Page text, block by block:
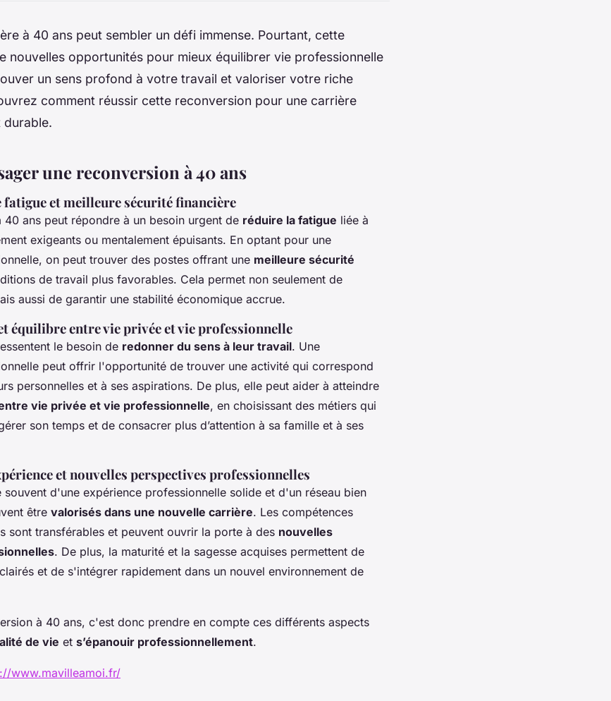
à 40 ans peut sembler un défi immense. Pourtant, cette
nouvelles opportunités pour mieux équilibrer vie professionnelle
un sens profond à votre travail et valoriser votre riche
comment réussir cette reconversion pour une carrière
durable.
une reconversion à 40 ans
fatigue et meilleure sécurité financière
40 ans peut répondre à un besoin urgent de réduire la fatigue liée à
exigeants ou mentalement épuisants. En optant pour une
on peut trouver des postes offrant une meilleure sécurité
de travail plus favorables. Cela permet non seulement de
aussi de garantir une stabilité économique accrue.
équilibre entre vie privée et vie professionnelle
le besoin de redonner du sens à leur travail. Une
peut offrir l'opportunité de trouver une activité qui correspond
personnelles et à ses aspirations. De plus, elle peut aider à atteindre
vie privée et vie professionnelle, en choisissant des métiers qui
son temps et de consacrer plus d’attention à sa famille et à ses
et nouvelles perspectives professionnelles
d'une expérience professionnelle solide et d'un réseau bien
être valorisés dans une nouvelle carrière. Les compétences
sont transférables et peuvent ouvrir la porte à des nouvelles
. De plus, la maturité et la sagesse acquises permettent de
et de s'intégrer rapidement dans un nouvel environnement de
à 40 ans, c'est donc prendre en compte ces différents aspects
de vie et s’épanouir professionnellement.
www.mavilleamoi.fr/